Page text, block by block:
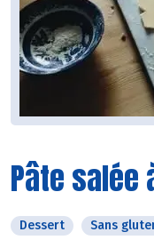
Pâte salée
Dessert Sans